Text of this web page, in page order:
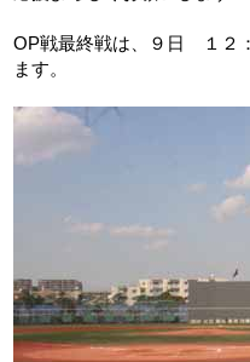
OP戦最終戦は、９日 １２
ます。